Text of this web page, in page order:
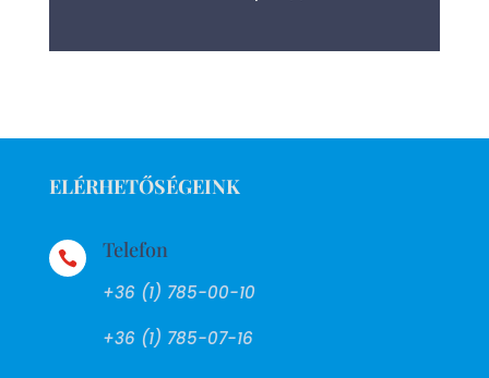
ELÉRHETŐSÉGEINK
 Telefon
+36 (1) 785-00-10
+36 (1) 785-07-16